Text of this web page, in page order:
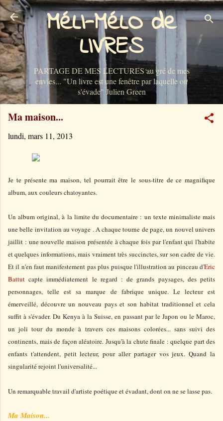
Accéder au contenu principal
MéLI-MéLO de
LIVRES
PARTAGE DE MES LECTURES au gré de mes
envies... "Un livre est une fenêtre par laquelle on
s'évade" Julien Green
Ma maison...
lundi, mars 11, 2013
Je te présente ma maison, tel pourrait être le sous-titre de ce magnifique
album, aux couleurs chatoyantes.
Un album original, à la limite du documentaire : un texte minimaliste mais
une belle invitation au voyage . A chaque tourne de page, un nouvel univers
jaillit : une nouvelle maison présentée à chaque fois par l'enfant qui l'habite
et quelques informations, mais vraiment très succinctes, sur son cadre de vie.
Et il n'en faut manifestement pas plus puisque l'illustration au pinceau d'Eric
Battut capte immédiatement le regard : de grands paysages, des petits
personnages, telle est sa marque de fabrique unique. Le lecteur est
émerveillé, découvre un nouveau pays et son habitat traditionnel et cela
suffit à s'évader. Du Kenya à la Suisse, en passant par le Japon ou le Maroc,
un joli tour du monde à travers ces maisons colorées... sans suivi des
continents, mais de façon aléatoire. Jusqu'à la chute finale : quelque part des
enfants t'attendent, petit lecteur, pour aller partager vos jeux. Quand la
singularité rejoint l'universalité...
Un remarquable travail d'artiste poétique et évadant, dont on ne se lasse pas.
Ma Maison...